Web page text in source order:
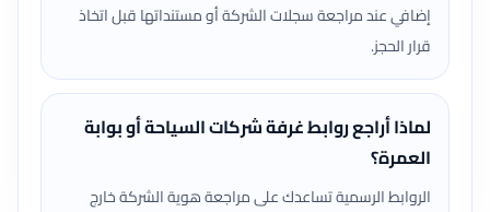
إضافي عند مراجعة سجلات الشركة أو مستنداتها قبل اتخاذ
قرار الحجز.
لماذا أراجع روابط غرفة شركات السياحة أو بوابة
العمرة؟
الروابط الرسمية تساعدك على مراجعة هوية الشركة خارج